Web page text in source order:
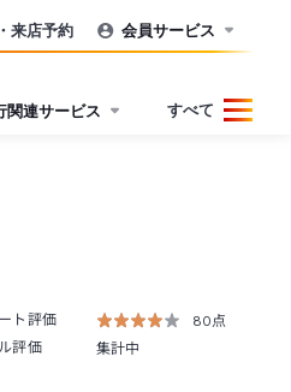
・来店予約 会員サービス
関連サービス すべて
ト評価
80点
評価
集計中